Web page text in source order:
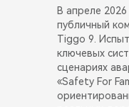
В апреле
публичный
Tiggo 9.
ключевых
сценариях
«Safety For